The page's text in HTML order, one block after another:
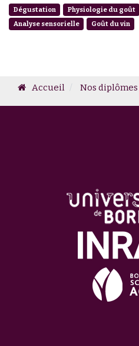
Dégustation Physiologie du goût
Analyse sensorielle
Goût du vin
Accueil Nos